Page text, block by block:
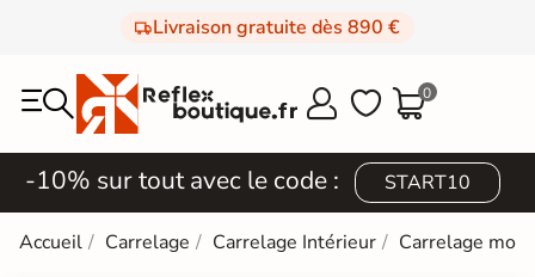
Livraison gratuite dès 890 €
  0
-10% sur tout avec le code : START10
Accueil Carrelage Carrelage Intérieur Carrelage